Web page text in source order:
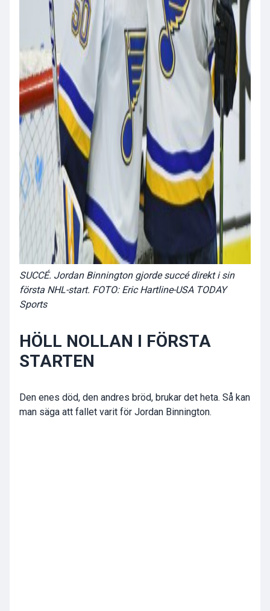
SUCCÉ. Jordan Binnington gjorde succé direkt i sin
första NHL-start. FOTO: Eric Hartline-USA TODAY
Sports
HÖLL NOLLAN I FÖRSTA
STARTEN
Den enes död, den andres bröd, brukar det heta. Så kan
man säga att fallet varit för Jordan Binnington.